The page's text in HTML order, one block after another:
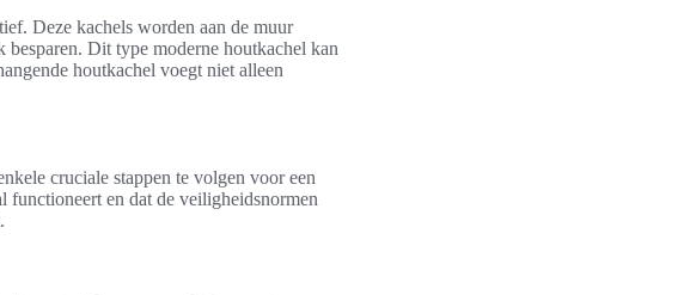
Deze kachels worden aan de muur
Dit type moderne houtkachel kan
houtkachel voegt niet alleen
cruciale stappen te volgen voor een
functioneert en dat de veiligheidsnormen